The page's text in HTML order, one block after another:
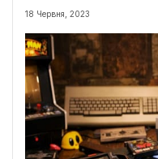
18 Червня, 2023